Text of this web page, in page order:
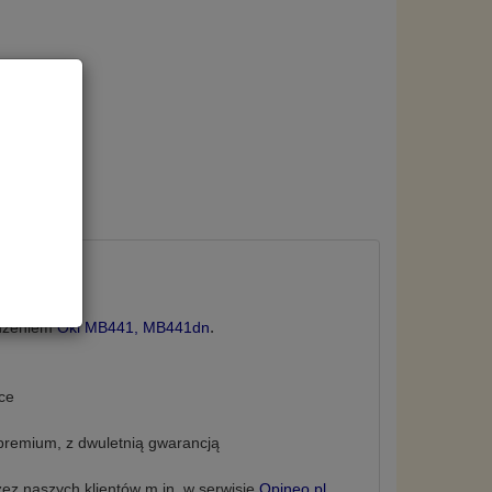
Oki MB441, MB441dn.
z dwuletnią gwarancją